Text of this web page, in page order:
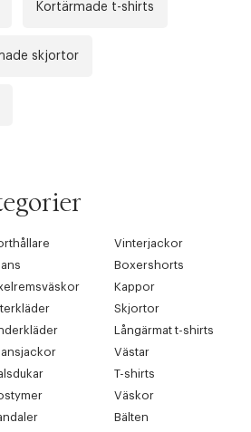
Kortärmade t-shirts
skjortor
Vinterjackor
Boxershorts
Kappor
Skjortor
Långärmat t-shirts
Västar
T-shirts
Väskor
Bälten